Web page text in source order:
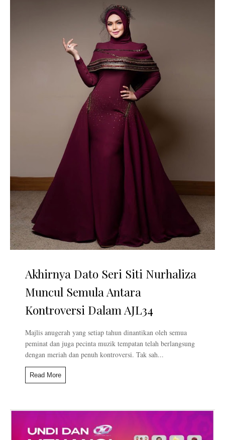
Akhirnya Dato Seri Siti Nurhaliza
Muncul Semula Antara
Kontroversi Dalam AJL34
Majlis anugerah yang setiap tahun dinantikan oleh semua
peminat dan juga pecinta muzik tempatan telah berlangsung
dengan meriah dan penuh kontroversi. Tak sah...
Read More